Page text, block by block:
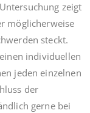
zeigt
möglicherweise
steckt.
individuellen
jeden einzelnen
der
gerne bei